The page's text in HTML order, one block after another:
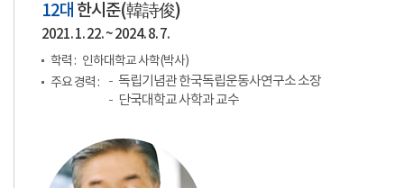
12대 한시준(韓詩俊)
2021. 1. 22. ~ 2024. 8. 7.
학력 : 인하대학교 사학(박사)
주요 경력 :
독립기념관 한국독립운동사연구소 소장
단국대학교 사학과 교수